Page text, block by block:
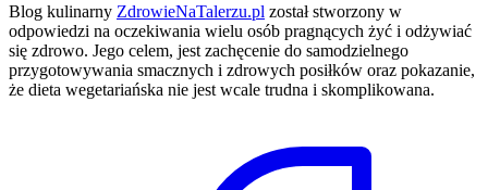
Blog kulinarny ZdrowieNaTalerzu.pl został stworzony w
odpowiedzi na oczekiwania wielu osób pragnących żyć i odżywiać
się zdrowo. Jego celem, jest zachęcenie do samodzielnego
przygotowywania smacznych i zdrowych posiłków oraz pokazanie,
że dieta wegetariańska nie jest wcale trudna i skomplikowana.